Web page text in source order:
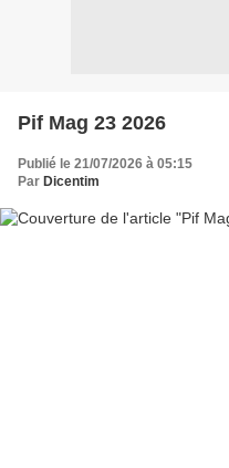
Pif Mag 23 2026
Publié le 21/07/2026 à 05:15
Par Dicentim